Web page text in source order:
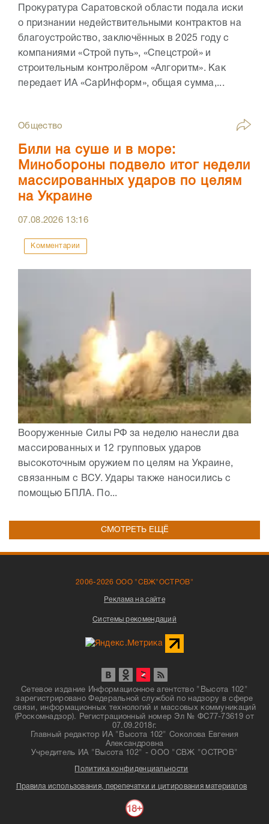
Прокуратура Саратовской области подала иски
о признании недействительными контрактов на
благоустройство, заключённых в 2025 году с
компаниями «Строй путь», «Спецстрой» и
строительным контролёром «Алгоритм». Как
передает ИА «СарИнформ», общая сумма,...
Общество
Били на суше и в море:
Минобороны подвело итог недели
массированных ударов по целям
на Украине
07.08.2026 13:16
Комментарии
Вооруженные Силы РФ за неделю нанесли два
массированных и 12 групповых ударов
высокоточным оружием по целям на Украине,
связанным с ВСУ. Удары также наносились с
помощью БПЛА. По...
СМОТРЕТЬ ЕЩЁ
2006-2026 ООО "СВЖ"ОСТРОВ"
Реклама на сайте
Системы рекомендаций
Сетевое издание Информационное агентство "Высота 102"
зарегистрировано Федеральной службой по надзору в сфере
связи, информационных технологий и массовых коммуникаций
(Роскомнадзор). Регистрационный номер Эл № ФС77-73619 от
07.09.2018г.
Главный редактор ИА "Высота 102" Соколова Евгения
Александровна
Учредитель ИА "Высота 102" - ООО "СВЖ "ОСТРОВ"
Политика конфиденциальности
Правила использования, перепечатки и цитирования материалов